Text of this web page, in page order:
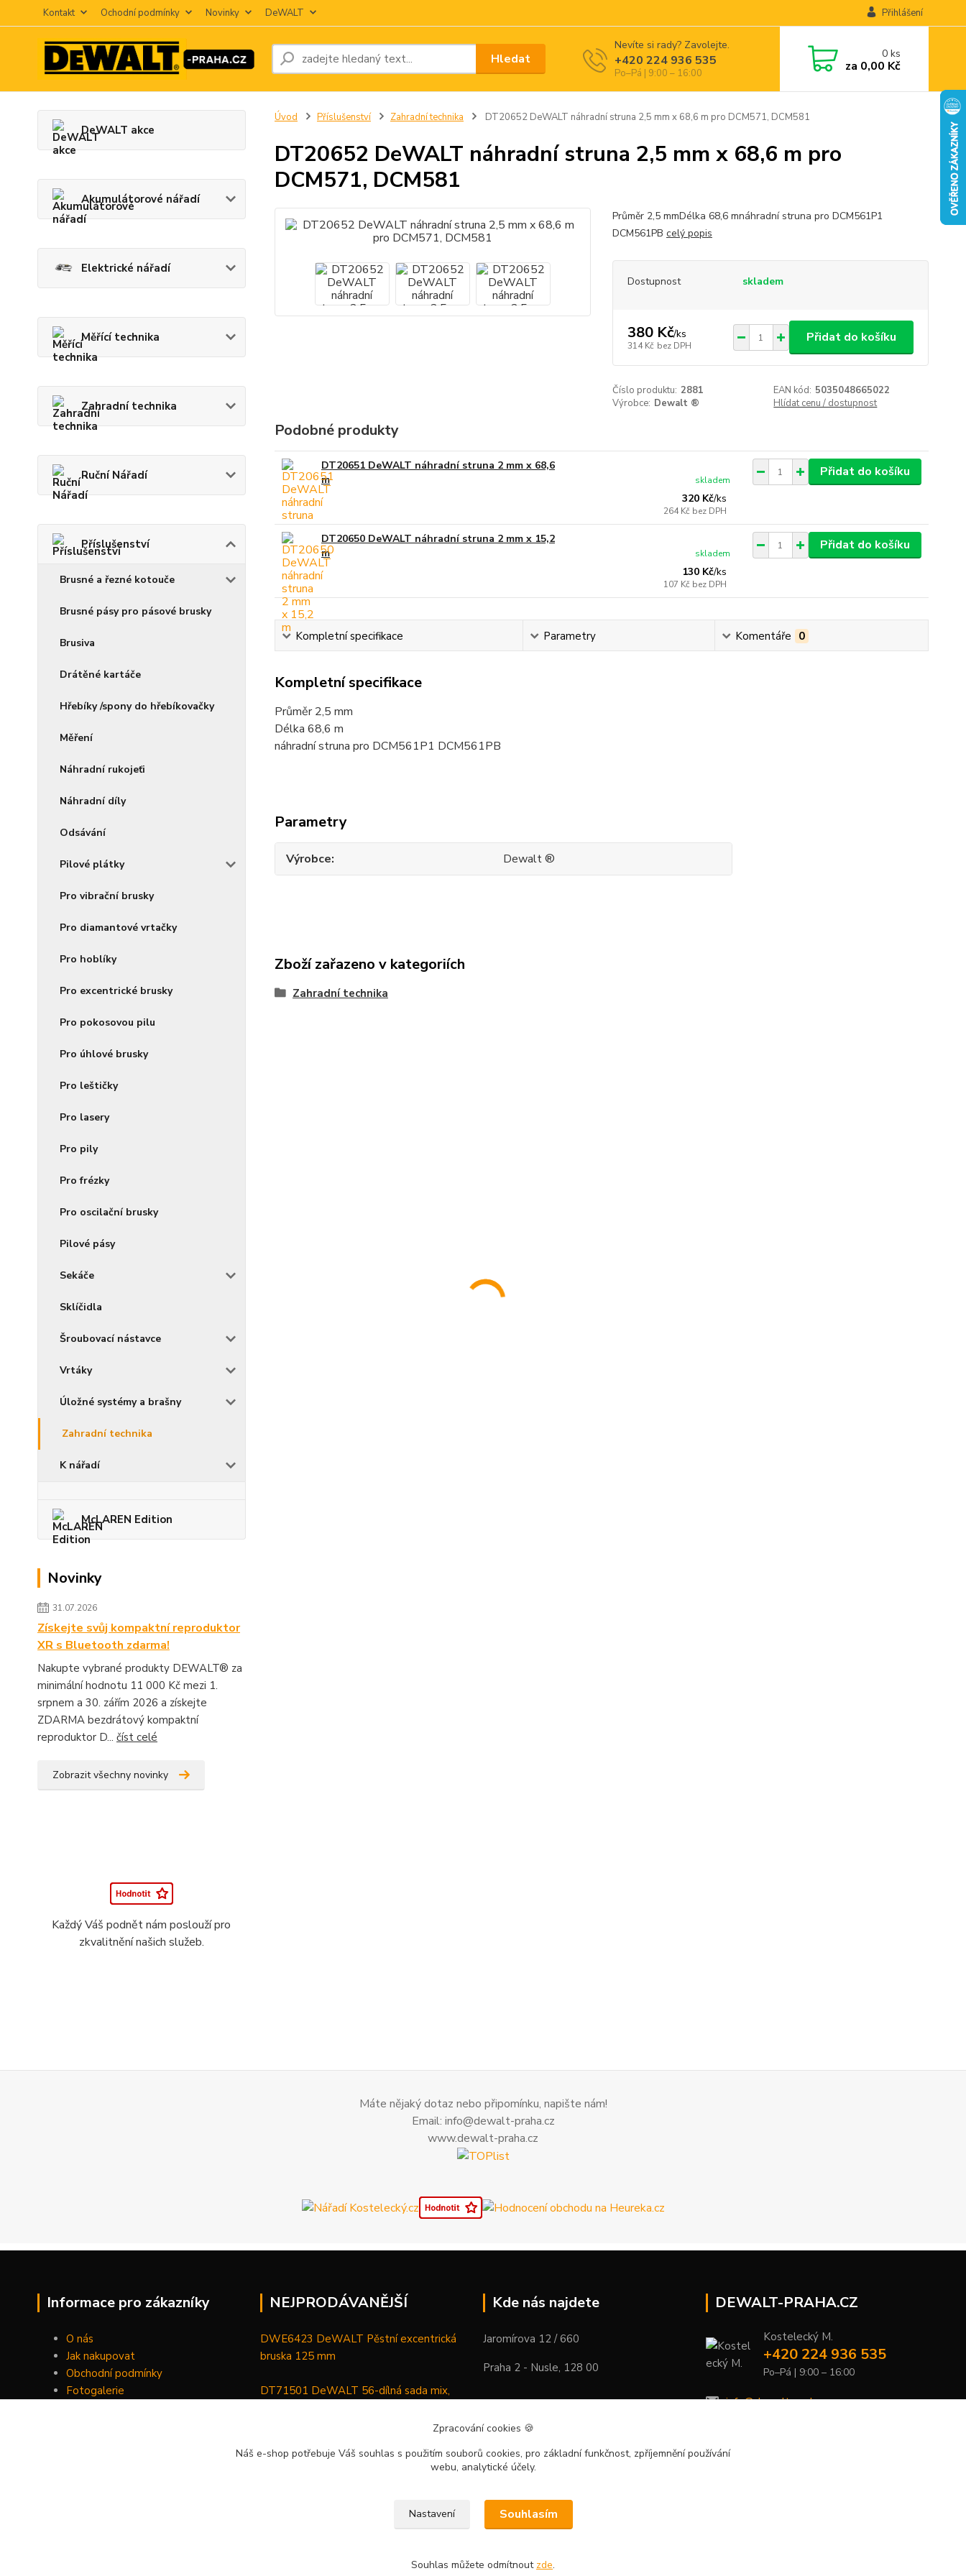
Kontakt Ochodní podmínky Novinky DeWALT Přihlášení
Hledat
Nevíte si rady? Zavolejte.
+420 224 936 535
Po–Pá | 9:00 – 16:00
0ks
za 0,00 Kč
DeWALT akce
Akumulátorové nářadí
Elektrické nářadí
Měřící technika
Zahradní technika
Ruční Nářadí
Příslušenství
Brusné a řezné kotouče
Brusné pásy pro pásové brusky
Brusiva
Drátěné kartáče
Hřebíky /spony do hřebíkovačky
Měření
Náhradní rukojeťi
Náhradní díly
Odsávání
Pilové plátky
Pro vibrační brusky
Pro diamantové vrtačky
Pro hoblíky
Pro excentrické brusky
Pro pokosovou pilu
Pro úhlové brusky
Pro leštičky
Pro lasery
Pro pily
Pro frézky
Pro oscilační brusky
Pilové pásy
Sekáče
Sklíčidla
Šroubovací nástavce
Vrtáky
Úložné systémy a brašny
Zahradní technika
K nářadí
McLAREN Edition
Novinky
31.07.2026
Získejte svůj kompaktní reproduktor
XR s Bluetooth zdarma!
Nakupte vybrané produkty DEWALT® za
minimální hodnotu 11 000 Kč mezi 1.
srpnem a 30. zářím 2026 a získejte
ZDARMA bezdrátový kompaktní
reproduktor D... číst celé
Zobrazit všechny novinky
Každý Váš podnět nám poslouží pro
zkvalitnění našich služeb.
Úvod Příslušenství Zahradní technika DT20652 DeWALT náhradní struna 2,5 mm x 68,6 m pro DCM571, DCM581
DT20652 DeWALT náhradní struna 2,5 mm x 68,6 m pro
DCM571, DCM581
Průměr 2,5 mmDélka 68,6 mnáhradní struna pro DCM561P1
DCM561PB celý popis
Dostupnost skladem
380 Kč/ks
314 Kč bez DPH
Přidat do košíku
Číslo produktu: 2881 EAN kód: 5035048665022
Výrobce: Dewalt ® Hlídat cenu / dostupnost
Podobné produkty
DT20651 DeWALT náhradní struna 2 mm x 68,6
m
320 Kč/ks
264 Kč bez DPH
skladem
Přidat do košíku
DT20650 DeWALT náhradní struna 2 mm x 15,2
m
130 Kč/ks
107 Kč bez DPH
skladem
Přidat do košíku
Kompletní specifikace Parametry Komentáře 0
Kompletní specifikace
Průměr 2,5 mm
Délka 68,6 m
náhradní struna pro DCM561P1 DCM561PB
Parametry
Výrobce Dewalt ®
Zboží zařazeno v kategoriích
Zahradní technika
Máte nějaký dotaz nebo připomínku, napište nám!
Email: info@dewalt-praha.cz
www.dewalt-praha.cz
Informace pro zákazníky
O nás
Jak nakupovat
Obchodní podmínky
Fotogalerie
NEJPRODÁVANĚJŠÍ
DWE6423 DeWALT Pěstní excentrická
bruska 125 mm
DT71501 DeWALT 56-dílná sada mix,
maznice 18 V XR Li-Ion samostatný stroj
Kde nás najdete
Jaromírova 12 / 660
Praha 2 - Nusle, 128 00
DEWALT-PRAHA.CZ
Kostelecký M.
+420 224 936 535
Po–Pá | 9:00 – 16:00
info@dewalt-praha.cz
Zpracování cookies 🍪
Náš e-shop potřebuje Váš souhlas s použitím souborů cookies, pro základní funkčnost, zpříjemnění používání
webu, analytické účely.
Nastavení Souhlasím
Souhlas můžete odmítnout zde.